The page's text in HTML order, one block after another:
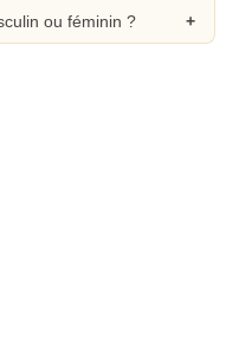
ou féminin ?